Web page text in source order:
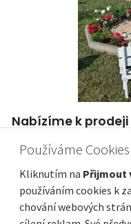
Nabízíme k
Plocha celkem
218 m²
Používáme Cookies
Kliknutím na Přijmout
používáním cookies k
chování webových